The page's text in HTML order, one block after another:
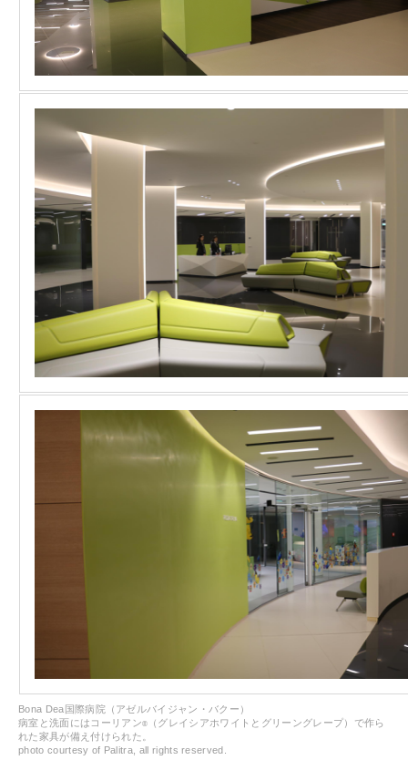
Bona Dea国際病院（アゼルバイジャン・バクー）
病室と洗面にはコーリアン®
（グレイシアホワイトとグリーングレープ）で作ら
れた家具が備え付けられた。
photo courtesy of Palitra, all rights reserved.